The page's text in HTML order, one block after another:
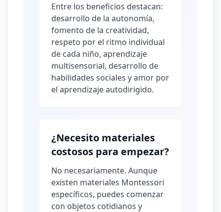
Entre los beneficios destacan:
desarrollo de la autonomía,
fomento de la creatividad,
respeto por el ritmo individual
de cada niño, aprendizaje
multisensorial, desarrollo de
habilidades sociales y amor por
el aprendizaje autodirigido.
¿Necesito materiales
costosos para empezar?
No necesariamente. Aunque
existen materiales Montessori
específicos, puedes comenzar
con objetos cotidianos y